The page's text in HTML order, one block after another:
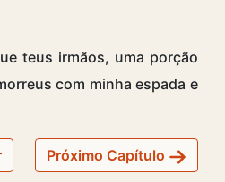
teus irmãos, uma porção
com minha espada e
Próximo Capítulo